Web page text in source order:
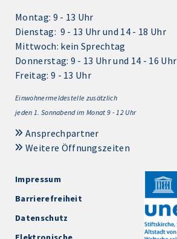
Montag: 9 - 13 Uhr
Dienstag: 9 - 13 Uhr und 14 - 18 Uhr
Mittwoch: kein Sprechtag
Donnerstag: 9 - 13 Uhr und 14 - 16 Uhr
Freitag: 9 - 13 Uhr
Einwohnermeldestelle zusätzlich
jeden 1. Sonnabend im Monat 9 - 12 Uhr
Ansprechpartner
Weitere Öffnungszeiten
Impressum
Barrierefreiheit
Datenschutz